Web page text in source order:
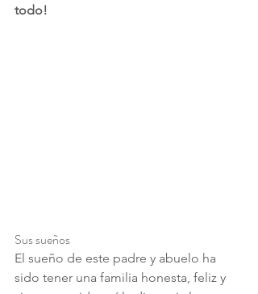
todo!
Sus sueños
El sueño de este padre y abuelo ha
sido tener una familia honesta, feliz y